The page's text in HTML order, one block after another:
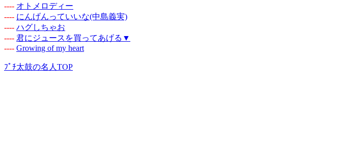
---- オトメロディー
---- にんげんっていいな(中島義実)
---- ハグしちゃお
---- 君にジュースを買ってあげる▼
---- Growing of my heart
ﾌﾟﾁ太鼓の名人TOP